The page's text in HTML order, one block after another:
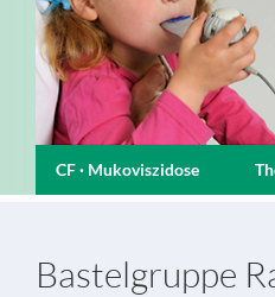
CF · Mukoviszidose
Bastelgruppe